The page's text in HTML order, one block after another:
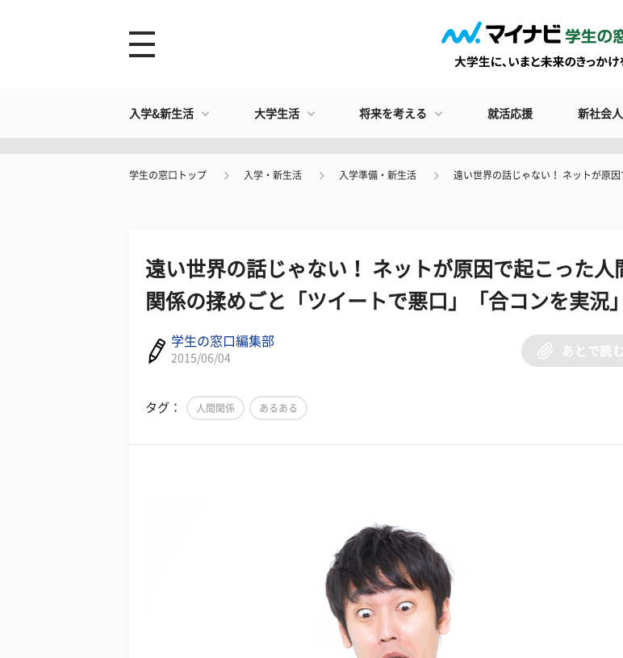
入学&新生活 大学生活 将来を考える 就活応援 新社会
学生の窓口トップ 入学・新生活 入学準備・新生活 遠い世界の話じゃない！ ネットが原
遠い世界の話じゃない！ ネットが原因で起こった人
関係の揉めごと「ツイートで悪口」「合コンを実況」
学生の窓口編集部
2015/06/04
あとで読む
タグ： 人間関係 あるある